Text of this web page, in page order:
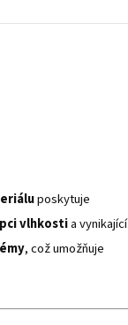
poskytuje
vlhkostia vynikající
, což umožňuje